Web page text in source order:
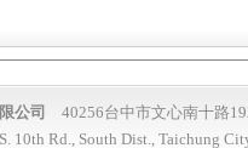
公司
40256台中市文心南十路
10th Rd., South Dist., Taichung